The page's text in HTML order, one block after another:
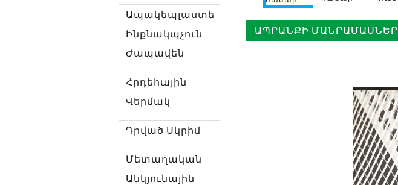
Ապակեպլաստե
Ինքնակպչուն
Ժապավեն
Հրդեհային
Վերմակ
Դրված Սկրիմ
Մետաղական
Անկյունային
ԱՊՐԱՆՔԻ ՄԱՆՐԱՄԱՍՆԵՐ